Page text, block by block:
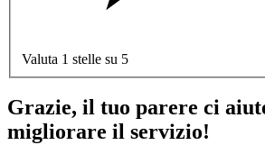
Valuta 1 stelle su 5
Grazie, il tuo parere ci
migliorare il servizio!